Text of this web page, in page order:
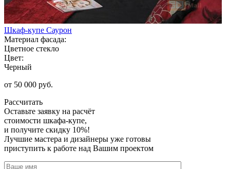
Шкаф-купе Саурон
Материал фасада:
Цветное стекло
Цвет:
Черный
от 50 000 руб.
Рассчитать
Оставьте заявку на расчёт
стоимости шкафа-купе,
и получите скидку 10%!
Лучшие мастера и дизайнеры уже готовы
приступить к работе над Вашим проектом